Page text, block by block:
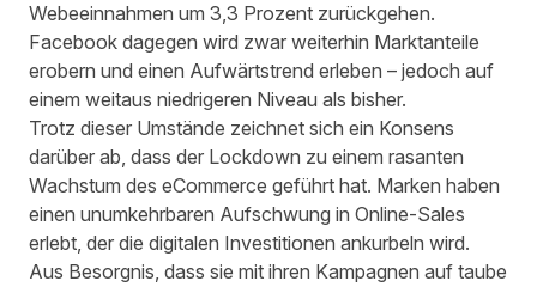
Webeeinnahmen um 3,3 Prozent zurückgehen.
Facebook dagegen wird zwar weiterhin Marktanteile
erobern und einen Aufwärtstrend erleben – jedoch auf
einem weitaus niedrigeren Niveau als bisher.
Trotz dieser Umstände zeichnet sich ein Konsens
darüber ab, dass der Lockdown zu einem rasanten
Wachstum des eCommerce geführt hat. Marken haben
einen unumkehrbaren Aufschwung in Online-Sales
erlebt, der die digitalen Investitionen ankurbeln wird.
Aus Besorgnis, dass sie mit ihren Kampagnen auf taube